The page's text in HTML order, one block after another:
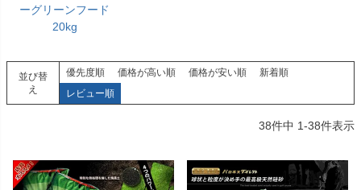
ーグリーンフード
20kg
並び替
え
優先度順 価格が高い順 価格が安い順
新着順
レビュー順
38件中 1-38件表示